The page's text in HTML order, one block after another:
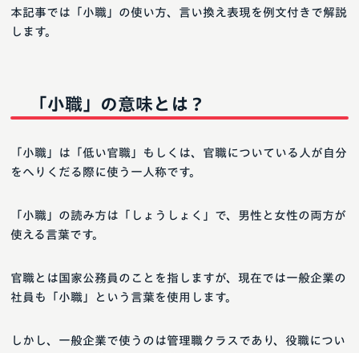
本記事では「小職」の使い方、言い換え表現を例文付きで解説
します。
「小職」の意味とは？
「小職」は「低い官職」もしくは、官職についている人が自分
をへりくだる際に使う一人称です。
「小職」の読み方は「しょうしょく」で、男性と女性の両方が
使える言葉です。
官職とは国家公務員のことを指しますが、現在では一般企業の
社員も「小職」という言葉を使用します。
しかし、一般企業で使うのは管理職クラスであり、役職につい